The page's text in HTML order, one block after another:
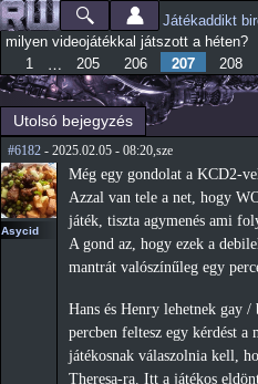
Ugrás a
tartalomra
Főmenü
Jelenlegi hely
Játékaddikt
milyen videojátékkal játszott a héten?
1
… 205 206 207 208
Utolsó bejegyzés
#6182 - 2025.02.05 - 08:20,sze
Asycid
Még egy gondolat a KCD2-
Azzal van tele a net, hogy
játék, tiszta agymenés ami
A gond az, hogy ezek a
mantrát valószínűleg egy
Hans és Henry lehetnek gay
percben feltesz egy kérdést a
játékosnak válaszolnia kell,
Theresa-ra. Itt a játékos